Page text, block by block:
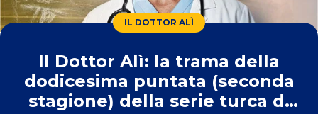
IL DOTTOR ALÌ
Il Dottor Alì: la trama della
dodicesima puntata (seconda
stagione) della serie turca di